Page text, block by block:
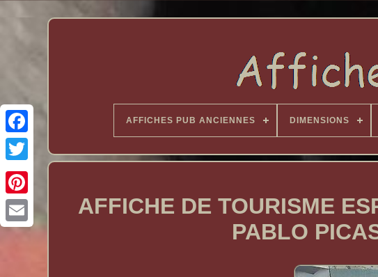
AFFICHES PUB ANCIENNES DIMENSIONS
AFFICHE DE TOURISME
PABLO